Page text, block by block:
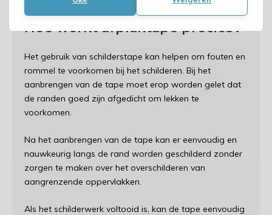
Hoe werkt afplaktape precies?
Het gebruik van schilderstape kan helpen om fouten en
rommel te voorkomen bij het schilderen. Bij het
aanbrengen van de tape moet erop worden gelet dat
de randen goed zijn afgedicht om lekken te
voorkomen.
Na het aanbrengen van de tape kan er eenvoudig en
nauwkeurig langs de rand worden geschilderd zonder
zorgen te maken over het overschilderen van
aangrenzende oppervlakken.
Als het schilderwerk voltooid is, kan de tape eenvoudig